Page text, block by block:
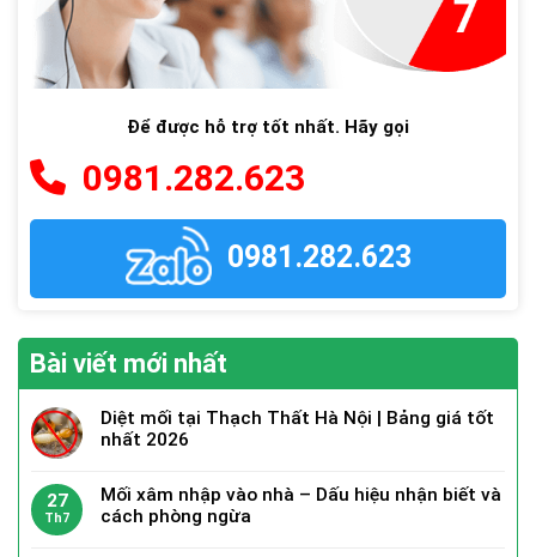
Để được hỗ trợ tốt nhất. Hãy gọi
0981.282.623
0981.282.623
Bài viết mới nhất
Diệt mối tại Thạch Thất Hà Nội | Bảng giá tốt
nhất 2026
27
Th7
Mối xâm nhập vào nhà – Dấu hiệu nhận biết và
cách phòng ngừa